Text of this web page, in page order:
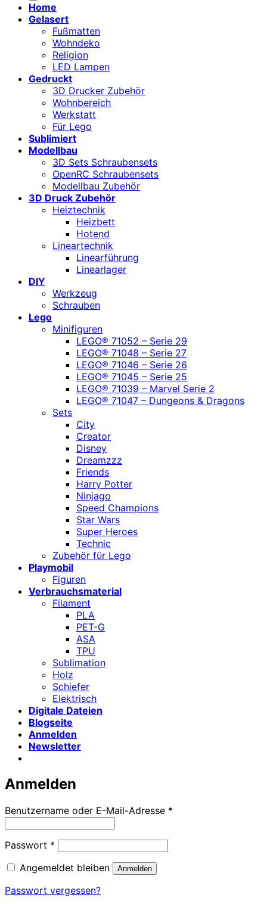
Home
Gelasert
Fußmatten
Wohndeko
Religion
LED Lampen
Gedruckt
3D Drucker Zubehör
Wohnbereich
Werkstatt
Für Lego
Sublimiert
Modellbau
3D Sets Schraubensets
OpenRC Schraubensets
Modellbau Zubehör
3D Druck Zubehör
Heiztechnik
Heizbett
Hotend
Lineartechnik
Linearführung
Linearlager
DIY
Werkzeug
Schrauben
Lego
Minifiguren
LEGO® 71052 – Serie 29
LEGO® 71048 – Serie 27
LEGO® 71046 – Serie 26
LEGO® 71045 – Serie 25
LEGO® 71039 – Marvel Serie 2
LEGO® 71047 – Dungeons & Dragons
Sets
City
Creator
Disney
Dreamzzz
Friends
Harry Potter
Ninjago
Speed Champions
Star Wars
Super Heroes
Technic
Zubehör für Lego
Playmobil
Figuren
Verbrauchsmaterial
Filament
PLA
PET-G
ASA
TPU
Sublimation
Holz
Schiefer
Elektrisch
Digitale Dateien
Blogseite
Anmelden
Newsletter
Anmelden
Benutzername oder E-Mail-Adresse *
Passwort *
Angemeldet bleiben
Anmelden
Passwort vergessen?